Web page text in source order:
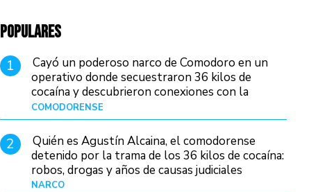
POPULARES
1
Cayó un poderoso narco de Comodoro en un
operativo donde secuestraron 36 kilos de
cocaína y descubrieron conexiones con la
Patagonia
COMODORENSE
2
Quién es Agustín Alcaina, el comodorense
detenido por la trama de los 36 kilos de cocaína:
robos, drogas y años de causas judiciales
NARCO